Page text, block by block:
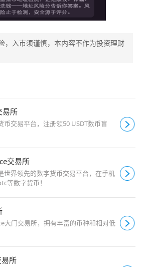
，入市须谨慎，本内容不作为投资理财
易所
币交易平台，注册领50 USDT数币盲
交易所
世界领先的数字货币交易平台，在手机
等数字货币！
大门交易所，拥有丰富的币种和相对低
所